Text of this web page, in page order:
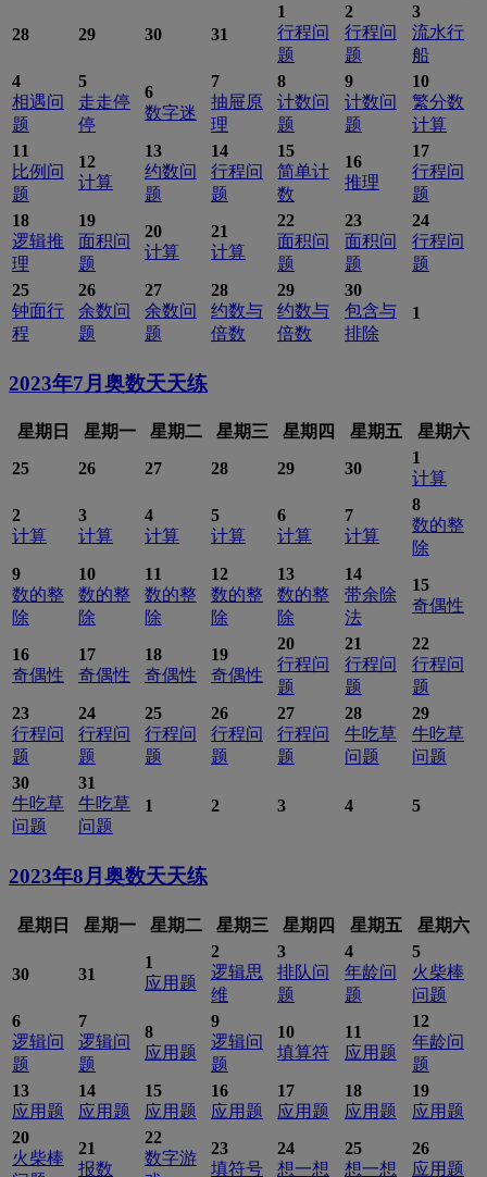
28 29 30 31
1
行程问
题
2
行程问
题
3
流水行
船
4
相遇问
题
5
走走停
停
6
数字迷
7
抽屉原
理
8
计数问
题
9
计数问
题
10
繁分数
计算
11
比例问
题
12
计算
13
约数问
题
14
行程问
题
15
简单计
数
16
推理
17
行程问
题
18
逻辑推
理
19
面积问
题
20
计算
21
计算
22
面积问
题
23
面积问
题
24
行程问
题
25
钟面行
程
26
余数问
题
27
余数问
题
28
约数与
倍数
29
约数与
倍数
30
包含与
排除
1
2023年7月 奥数天天练
星期日 星期一 星期二 星期三 星期四 星期五
星期六
25
26 27 28 29 30
1
计算
2
计算
3
计算
4
计算
5
计算
6
计算
7
计算
8
数的整
除
9
数的整
除
10
数的整
除
11
数的整
除
12
数的整
除
13
数的整
除
14
带余除
法
15
奇偶性
16
奇偶性
17
奇偶性
18
奇偶性
19
奇偶性
20
行程问
题
21
行程问
题
22
行程问
题
23
行程问
题
24
行程问
题
25
行程问
题
26
行程问
题
27
行程问
题
28
牛吃草
问题
29
牛吃草
问题
30
牛吃草
问题
31
牛吃草
问题
1 2 3 4 5
2023年8月 奥数天天练
星期日 星期一 星期二 星期三 星期四 星期五 星期六
30 31
1
应用题
2
逻辑思
维
3
排队问
题
4
年龄问
题
5
火柴棒
问题
6
逻辑问
题
7
逻辑问
题
8
应用题
9
逻辑问
题
10
填算符
11
应用题
12
年龄问
题
13
应用题
14
应用题
15
应用题
16
应用题
17
应用题
18
应用题
19
应用题
20
火柴棒
21
报数
22
数字游
23
填符号
24
想一想
25
想一想
26
应用题